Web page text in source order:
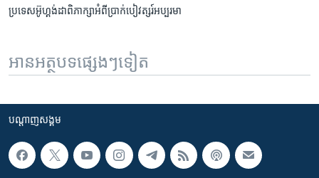
​​​ប្រទេស​អ៊ូហ្គង់ដា​​ពិភាក្សា​អំពី​​ប្រាក់​បៀវត្សរ៍អប្បរមា
អានអត្ថបទផ្សេងៗទៀត
បណ្តាញ​សង្គម